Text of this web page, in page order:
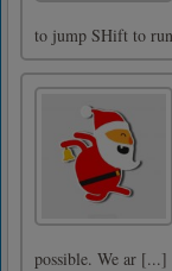
to jump SHift to
possible. We ar [...]